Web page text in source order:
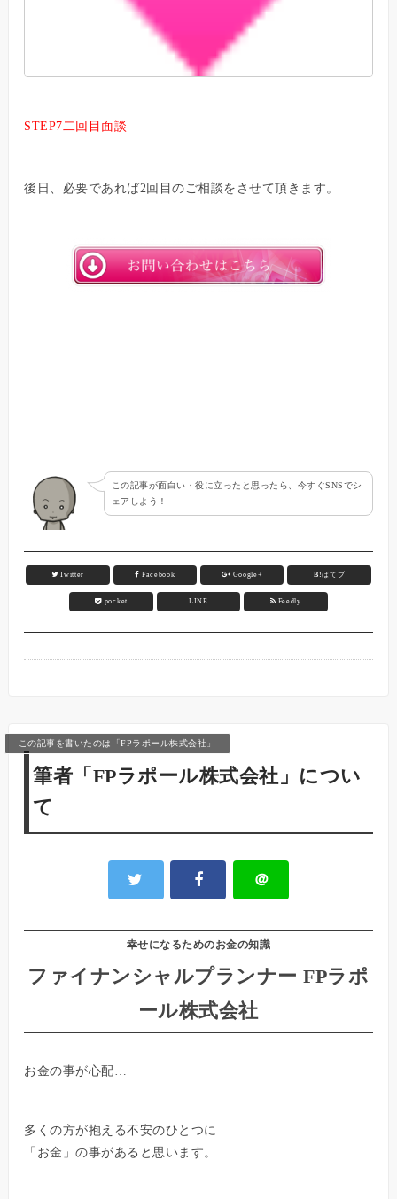
STEP7二回目面談
後日、必要であれば2回目のご相談をさせて頂きます。
この記事が面白い・役に立ったと思ったら、今すぐSNSでシ
ェアしよう！
Twitter Facebook Google+ B!はてブ
pocket LINE Feedly
この記事を書いたのは「FPラポール株式会社」
筆者「FPラポール株式会社」につい
て
＠
幸せになるためのお金の知識
ファイナンシャルプランナー FPラポ
ール株式会社
お金の事が心配…
多くの方が抱える不安のひとつに
「お金」の事があると思います。